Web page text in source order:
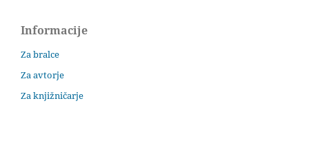
Informacije
Za bralce
Za avtorje
Za knjižničarje